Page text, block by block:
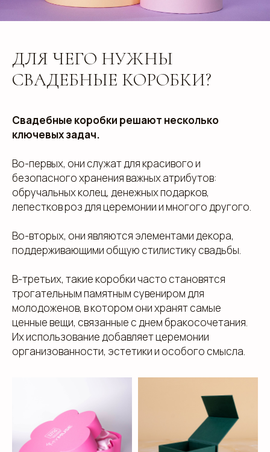
ДЛЯ ЧЕГО НУЖНЫ
СВАДЕБНЫЕ КОРОБКИ?
Свадебные коробки решают несколько
ключевых задач.
Во-первых, они служат для красивого и
безопасного хранения важных атрибутов:
обручальных колец, денежных подарков,
лепестков роз для церемонии и многого другого.
Во-вторых, они являются элементами декора,
поддерживающими общую стилистику свадьбы.
В-третьих, такие коробки часто становятся
трогательным памятным сувениром для
молодоженов, в котором они хранят самые
ценные вещи, связанные с днем бракосочетания.
Их использование добавляет церемонии
организованности, эстетики и особого смысла.